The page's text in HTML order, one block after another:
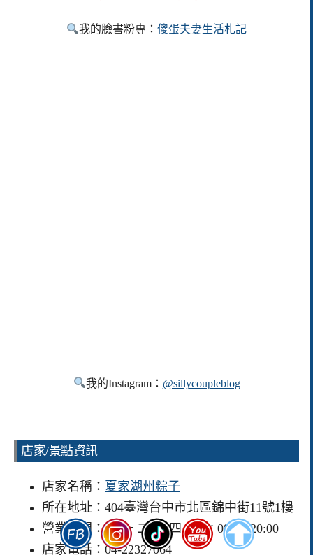
我的臉書粉專：傻蛋夫妻生活札記
我的Instagram： @sillycoupleblog
店家/景點資訊
店家名稱： 夏家湖州粽子
所在地址：404臺灣台中市北區錦中街11號1樓
營業時間：日 一 二 三 四 五 六 08:00-20:00
店家電話：04-22327064